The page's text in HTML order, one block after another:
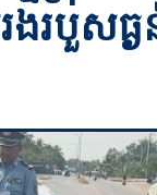
របួសធ្